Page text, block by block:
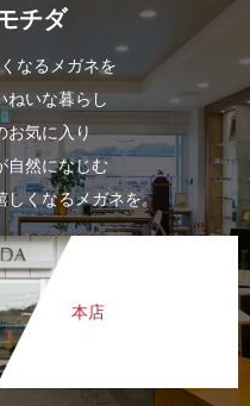
チダ
なるメガネを
ねいな暮らし
お気に入り
自然になじむ
くなるメガネを。
本店